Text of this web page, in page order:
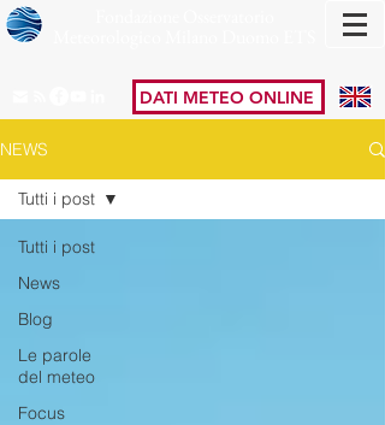
DATI METEO ONLINE
NEWS
Tutti i post
News
Blog
Le parole
del meteo
Focus
Tutti i post